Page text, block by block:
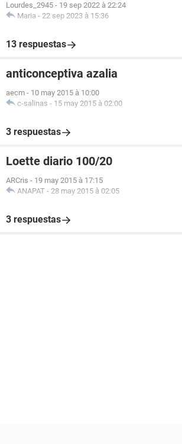
Lourdes_2945 - 19 sep 2022 à 22:24
Maria - 22 sep 2023 à 15:36
13 respuestas
anticonceptiva azalia
aecm - 10 may 2015 à 10:00
c-salinas - 15 may 2015 à 02:00
3 respuestas
Loette diario 100/20
ARCris - 19 may 2015 à 17:15
ANAPAT - 28 may 2015 à 02:05
3 respuestas